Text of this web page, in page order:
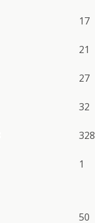
17
21
27
32
328
1
50